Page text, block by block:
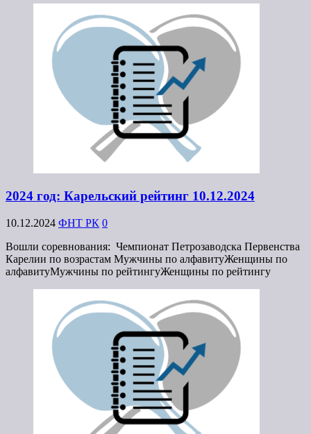
2024 год: Карельский рейтинг 10.12.2024
10.12.2024 ФНТ РК 0
Вошли соревнования: Чемпионат Петрозаводска Первенства
Карелии по возрастам Мужчины по алфавитуЖенщины по
алфавитуМужчины по рейтингуЖенщины по рейтингу